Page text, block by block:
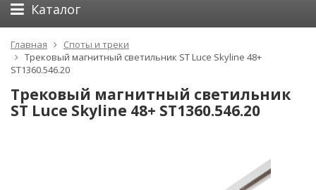
Каталог
Главная
Споты и треки
Трековый магнитный светильник ST Luce Skyline 48+
ST1360.546.20
Трековый магнитный светильник
ST Luce Skyline 48+ ST1360.546.20